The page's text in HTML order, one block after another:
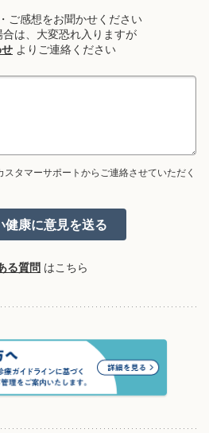
ご感想をお聞かせください
は、大変恐れ入りますが
よりご連絡ください
タマーサポートからご連絡させていただく
る質問 はこちら